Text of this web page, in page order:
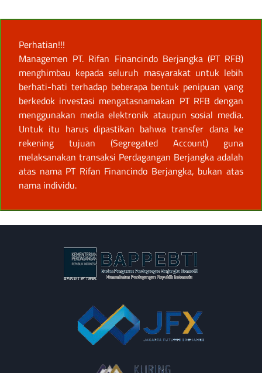
Perhatian!!!
Managemen PT. Rifan Financindo Berjangka (PT RFB)
menghimbau kepada seluruh masyarakat untuk lebih
berhati-hati terhadap beberapa bentuk penipuan yang
berkedok investasi mengatasnamakan PT RFB dengan
menggunakan media elektronik ataupun sosial media.
Untuk itu harus dipastikan bahwa transfer dana ke
rekening tujuan (Segregated Account) guna
melaksanakan transaksi Perdagangan Berjangka adalah
atas nama PT Rifan Financindo Berjangka, bukan atas
nama individu.